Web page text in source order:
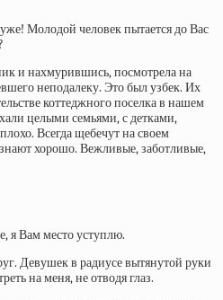
Молодой человек пытается до Вас
и нахмурившись, посмотрела на
неподалеку. Это был узбек. Их
коттеджного поселка в нашем
целыми семьями, с детками,
Всегда щебечут на своем
хорошо. Вежливые, заботливые,
я Вам место уступлю.
Девушек в радиусе вытянутой руки
на меня, не отводя глаз.